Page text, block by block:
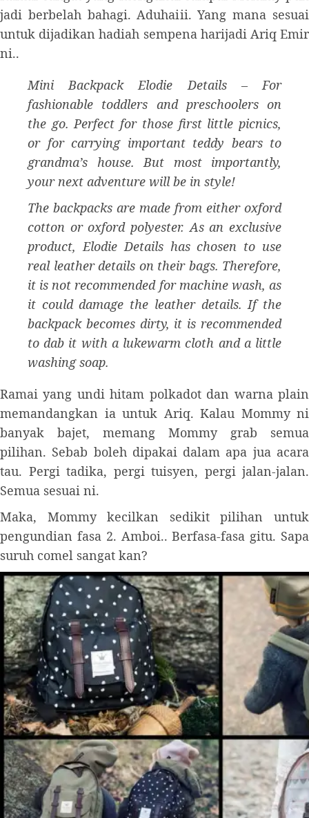
jadi berbelah bahagi. Aduhaiii. Yang mana sesuai
untuk dijadikan hadiah sempena harijadi Ariq Emir
ni..
Mini Backpack Elodie Details – For
fashionable toddlers and preschoolers on
the go. Perfect for those first little picnics,
or for carrying important teddy bears to
grandma’s house. But most importantly,
your next adventure will be in style!
The backpacks are made from either oxford
cotton or oxford polyester. As an exclusive
product, Elodie Details has chosen to use
real leather details on their bags. Therefore,
it is not recommended for machine wash, as
it could damage the leather details. If the
backpack becomes dirty, it is recommended
to dab it with a lukewarm cloth and a little
washing soap.
Ramai yang undi hitam polkadot dan warna plain
memandangkan ia untuk Ariq. Kalau Mommy ni
banyak bajet, memang Mommy grab semua
pilihan. Sebab boleh dipakai dalam apa jua acara
tau. Pergi tadika, pergi tuisyen, pergi jalan-jalan.
Semua sesuai ni.
Maka, Mommy kecilkan sedikit pilihan untuk
pengundian fasa 2. Amboi.. Berfasa-fasa gitu. Sapa
suruh comel sangat kan?